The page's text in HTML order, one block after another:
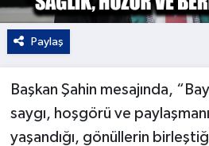
Paylaş
Başkan Şahin mesajında,
saygı, hoşgörü ve
yaşandığı, gönüllerin